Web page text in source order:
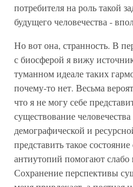
потребителя на роль такой
будущего человечества -
Но вот она, странность. В
с биосферой я вижу
туманном идеале таких
почему-то нет. Весьма
что я не могу себе
существование
демографической и
представить такое
антиутопий помогают слабо
Сохранение перспективы